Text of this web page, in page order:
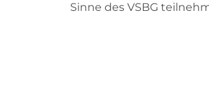
Sinne des VSBG